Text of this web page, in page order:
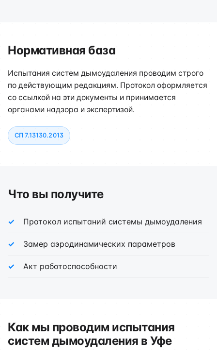
Нормативная база
Испытания систем дымоудаления проводим строго
по действующим редакциям. Протокол оформляется
со ссылкой на эти документы и принимается
органами надзора и экспертизой.
СП 7.13130.2013
Что вы получите
Протокол испытаний системы дымоудаления
Замер аэродинамических параметров
Акт работоспособности
Как мы проводим испытания
систем дымоудаления в Уфе